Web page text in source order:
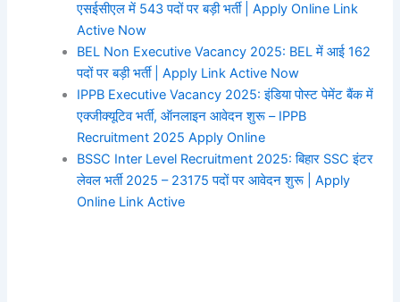
एसईसीएल में 543 पदों पर बड़ी भर्ती | Apply Online Link
Active Now
BEL Non Executive Vacancy 2025: BEL में आई 162
पदों पर बड़ी भर्ती | Apply Link Active Now
IPPB Executive Vacancy 2025: इंडिया पोस्ट पेमेंट बैंक में
एक्जीक्यूटिव भर्ती, ऑनलाइन आवेदन शुरू – IPPB
Recruitment 2025 Apply Online
BSSC Inter Level Recruitment 2025: बिहार SSC इंटर
लेवल भर्ती 2025 – 23175 पदों पर आवेदन शुरू | Apply
Online Link Active